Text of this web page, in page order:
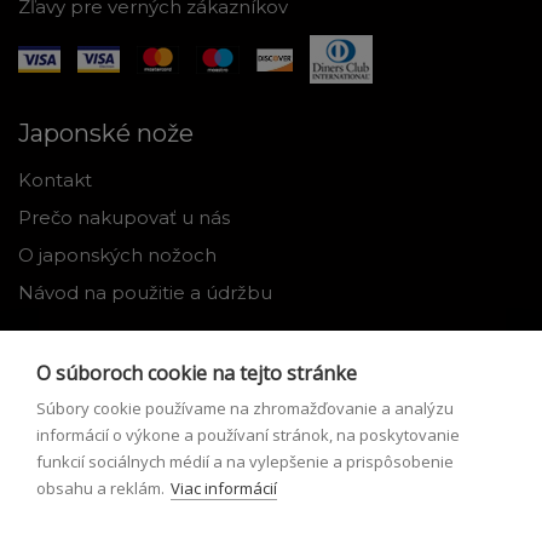
Zľavy pre verných zákazníkov
Japonské nože
Kontakt
Prečo nakupovať u nás
O japonských nožoch
Návod na použitie a údržbu
Môj profil
Zabudnuté heslo
O súboroch cookie na tejto stránke
Súbory cookie používame na zhromažďovanie a analýzu
informácií o výkone a používaní stránok, na poskytovanie
funkcií sociálnych médií a na vylepšenie a prispôsobenie
obsahu a reklám. Viac informácií